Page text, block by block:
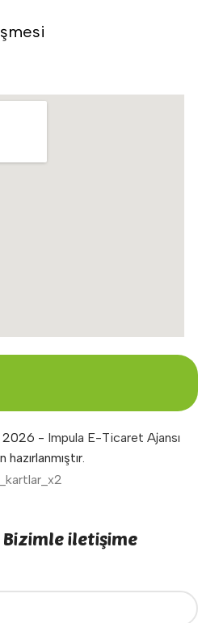
2026 - Impula E-Ticaret Ajansı
hazırlanmıştır.
Bizimle iletişime